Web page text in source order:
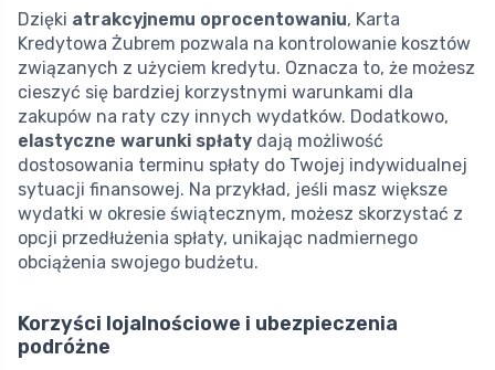
Dzięki atrakcyjnemu oprocentowaniu, Karta
Kredytowa Żubrem pozwala na kontrolowanie kosztów
związanych z użyciem kredytu. Oznacza to, że możesz
cieszyć się bardziej korzystnymi warunkami dla
zakupów na raty czy innych wydatków. Dodatkowo,
elastyczne warunki spłaty dają możliwość
dostosowania terminu spłaty do Twojej indywidualnej
sytuacji finansowej. Na przykład, jeśli masz większe
wydatki w okresie świątecznym, możesz skorzystać z
opcji przedłużenia spłaty, unikając nadmiernego
obciążenia swojego budżetu.
Korzyści lojalnościowe i ubezpieczenia
podróżne